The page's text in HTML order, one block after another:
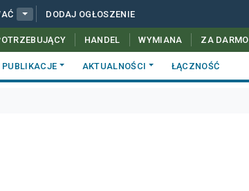
DODAJ OGŁOSZENIE
HANDEL WYMIANA ZA DARMO
PUBLIKACJE AKTUALNOŚCI ŁĄCZNOŚĆ